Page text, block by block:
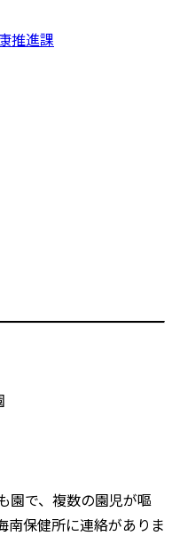
推進課
園で、複数の園児が嘔
南保健所に連絡がありま